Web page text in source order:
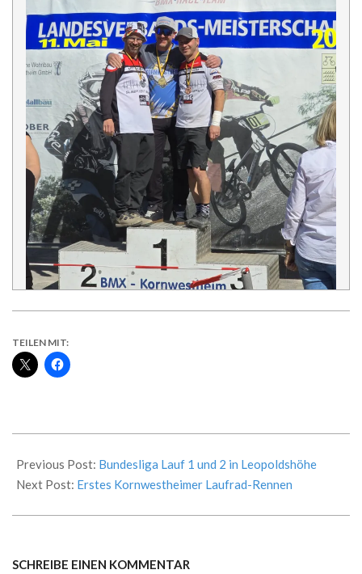
TEILEN MIT:
05-
12
Previous Post: Bundesliga Lauf 1 und 2 in Leopoldshöhe
Next Post: Erstes Kornwestheimer Laufrad-Rennen
SCHREIBE EINEN KOMMENTAR